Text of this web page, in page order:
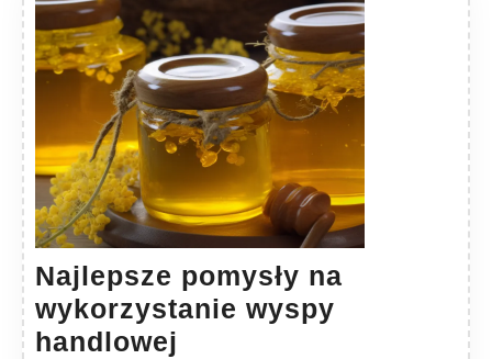
Najlepsze pomysły na
wykorzystanie wyspy
handlowej